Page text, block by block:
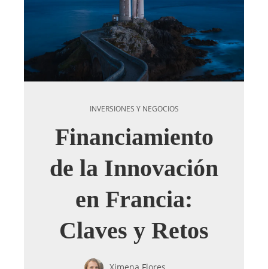
INVERSIONES Y NEGOCIOS
Financiamiento
de la Innovación
en Francia:
Claves y Retos